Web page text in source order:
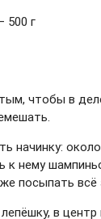
500 г
чтобы в
начинку:
к нему
посыпать
в